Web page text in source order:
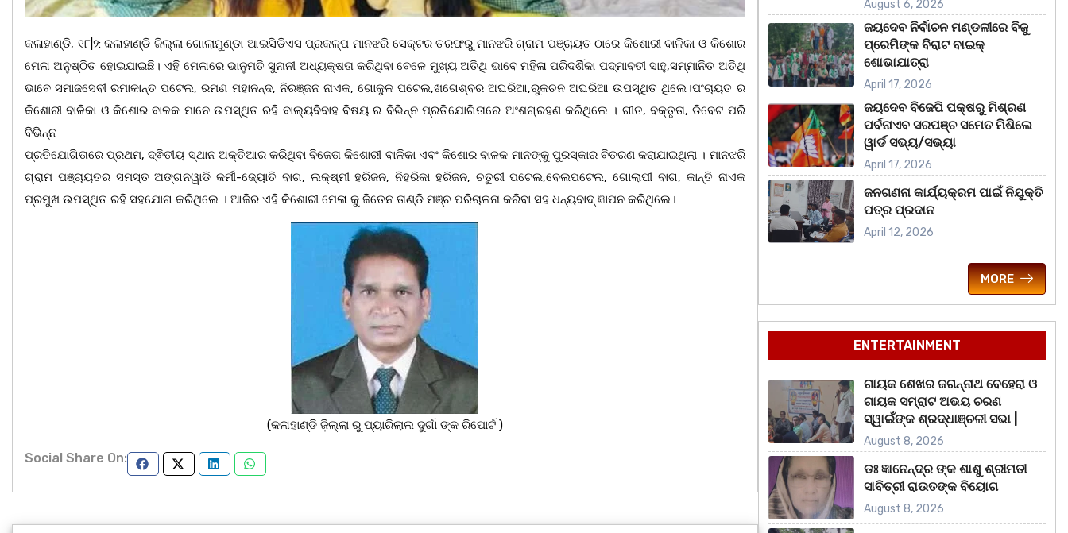
କଳାହାଣ୍ଡି, ୧୮|୨: କଳାହାଣ୍ଡି ଜିଲ୍ଲା ଗୋଲାମୁଣ୍ଡା ଆଇସିଡିଏସ ପ୍ରକଳ୍ପ ମାନଝରି ସେକ୍ଟର ତରଫରୁ ମାନଝରି ଗ୍ରାମ ପଞ୍ଚାୟତ ଠାରେ କିଶୋରୀ ବାଳିକା ଓ କିଶୋର
ମେଳା ଅନୁଷ୍ଠିତ ହୋଇଯାଇଛି। ଏହି ମେଳାରେ ଭାନୁମତି ସୁନାନୀ ଅଧ୍ୟକ୍ଷତା କରିଥିବା ବେଳେ ମୁଖ୍ୟ ଅତିଥି ଭାବେ ମହିଳା ପରିଦର୍ଶିକା ପଦ୍ମାବତୀ ସାହୁ,ସମ୍ମାନିତ ଅତିଥି
ଭାବେ ସମାଜସେବୀ ରମାକାନ୍ତ ପଟେଲ, ରମଣ ମହାନନ୍ଦ, ନିରଞ୍ଜନ ନାଏକ, ଗୋକୁଳ ପଟେଲ,ଖଗେଶ୍ବର ଅଘରିଆ,ରୁକଚନ ଅଘରିଆ ଉପସ୍ଥିତ ଥିଲେ।ପଂଚାୟତ ର
କିଶୋରୀ ବାଳିକା ଓ କିଶୋର ବାଳକ ମାନେ ଉପସ୍ଥିତ ରହି ବାଲ୍ୟବିବାହ ବିଷୟ ର ବିଭିନ୍ନ ପ୍ରତିଯୋଗିତାରେ ଅଂଶଗ୍ରହଣ କରିଥିଲେ । ଗୀତ, ବକ୍ତୃତା, ଡିବେଟ ପରି
ବିଭିନ୍ନ
ପ୍ରତିଯୋଗିତାରେ ପ୍ରଥମ, ଦ୍ଵିତୀୟ ସ୍ଥାନ ଅକ୍ତିଆର କରିଥିବା ବିଜେତା କିଶୋରୀ ବାଳିକା ଏବଂ କିଶୋର ବାଳକ ମାନଙ୍କୁ ପୁରସ୍କାର ବିତରଣ କରାଯାଇଥିଲା । ମାନଝରି
ଗ୍ରାମ ପଞ୍ଚାୟତର ସମସ୍ତ ଅଙ୍ଗନୱାଡି କର୍ମୀ-ଜ୍ୟୋତି ବାଗ, ଲକ୍ଷ୍ମୀ ହରିଜନ, ନିହରିକା ହରିଜନ, ଚତୁରୀ ପଟେଲ,ବେଲପଟେଲ, ଗୋଲାପୀ ବାଗ, କାନ୍ତି ନାଏକ
ପ୍ରମୁଖ ଉପସ୍ଥିତ ରହି ସହଯୋଗ କରିଥିଲେ । ଆଜିର ଏହି କିଶୋରୀ ମେଳା କୁ ଜିତେନ ତାଣ୍ଡି ମଞ୍ଚ ପରିଚାଳନା କରିବା ସହ ଧନ୍ୟବାଦ୍ ଜ୍ଞାପନ କରିଥିଲେ।
(କଳାହାଣ୍ଡି ଜ଼ିଲ୍ଲା ରୁ ପ୍ୟାରିଲାଲ ଦୁର୍ଗା ଙ୍କ ରିପୋର୍ଟ )
Social Share On:
August 6, 2026
ଜୟଦେବ ନିର୍ବାଚନ ମଣ୍ଡଳୀରେ ବିଜୁ
ପ୍ରେମିଙ୍କ ବିରାଟ ବାଇକ୍
ଶୋଭାଯାତ୍ରା
April 17, 2026
ଜୟଦେବ ବିଜେପି ପକ୍ଷରୁ ମିଶ୍ରଣ
ପର୍ବନାଏବ ସରପଞ୍ଚ ସମେତ ମିଶିଲେ
ୱାର୍ଡ ସଭ୍ୟ/ସଭ୍ୟା
April 17, 2026
ଜନଗଣନା କାର୍ଯ୍ୟକ୍ରମ ପାଇଁ ନିଯୁକ୍ତି
ପତ୍ର ପ୍ରଦାନ
April 12, 2026
MORE
ENTERTAINMENT
ଗାୟକ ଶେଖର ଜଗନ୍ନାଥ ବେହେରା ଓ
ଗାୟକ ସମ୍ରାଟ ଅଭୟ ଚରଣ
ସ୍ୱାଇଁଙ୍କ ଶ୍ରଦ୍ଧାଞ୍ଚଳୀ ସଭା |
August 8, 2026
ଡଃ ଜ୍ଞାନେନ୍ଦ୍ର ଙ୍କ ଶାଶୁ ଶ୍ରୀମତୀ
ସାବିତ୍ରୀ ରାଉତଙ୍କ ବିୟୋଗ
August 8, 2026